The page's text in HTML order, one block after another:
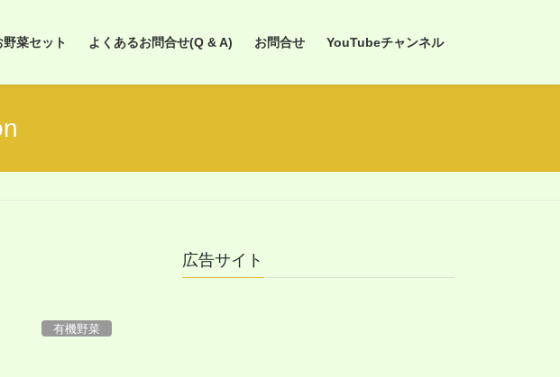
野菜セット よくあるお問合せ(Q & A) お問合せ YouTubeチャンネル
有機野菜
広告サイト